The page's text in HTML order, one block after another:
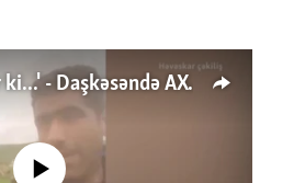
'Məni təpiklədilər ki...' - Daşkəsəndə AXCP fəalının yaxınları onun həbsinə etiraz edirlər
currently available